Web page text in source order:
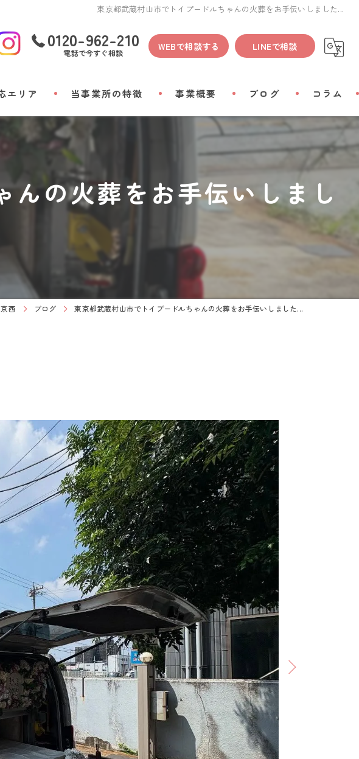
東京都武蔵村山市でトイプードルちゃんの火葬をお手伝いしました...
0120-962-210
電話で今すぐ相談
WEBで相談する LINEで相談
エリア 当事業所の特徴
24時間
出張
小動物
立ち会い
メモリアルグッズ
事業概要 ブログ コラム
の火葬をお手伝いしまし
西 ブログ 東京都武蔵村山市でトイプードルちゃんの火葬をお手伝いしました...